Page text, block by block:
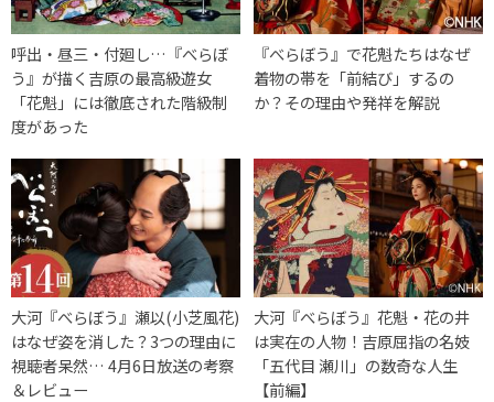
呼出・昼三・付廻し…『べらぼ
う』が描く吉原の最高級遊女
「花魁」には徹底された階級制
度があった
『べらぼう』で花魁たちはなぜ
着物の帯を「前結び」するの
か？その理由や発祥を解説
大河『べらぼう』瀬以(小芝風花)
はなぜ姿を消した？3つの理由に
視聴者呆然… 4月6日放送の考察
＆レビュー
大河『べらぼう』花魁・花の井
は実在の人物！吉原屈指の名妓
「五代目 瀬川」の数奇な人生
【前編】